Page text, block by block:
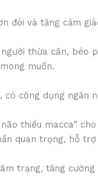
và tăng cảm
thừa cân, béo
muốn.
công dụng ngăn
thiếu macca”
quan trọng, hỗ
trạng, tăng